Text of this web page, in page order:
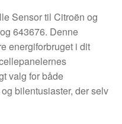
Sensor til Citroën og
643676. Denne
energiforbruget i dit
valg for både
bilentusiaster, der selv